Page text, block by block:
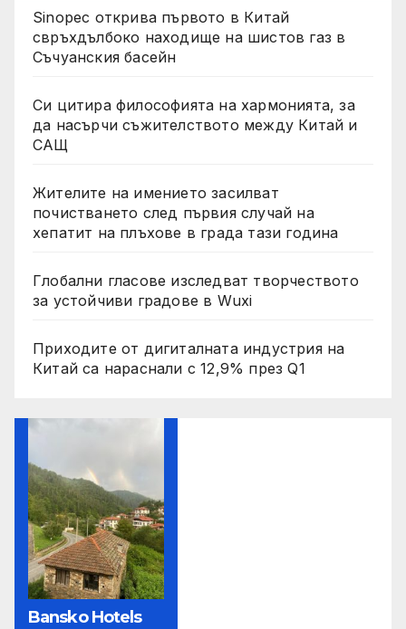
Sinopec открива първото в Китай
свръхдълбоко находище на шистов газ в
Съчуанския басейн
Си цитира философията на хармонията, за
да насърчи съжителството между Китай и
САЩ
Жителите на имението засилват
почистването след първия случай на
хепатит на плъхове в града тази година
Глобални гласове изследват творчеството
за устойчиви градове в Wuxi
Приходите от дигиталната индустрия на
Китай са нараснали с 12,9% през Q1
Bansko Hotels